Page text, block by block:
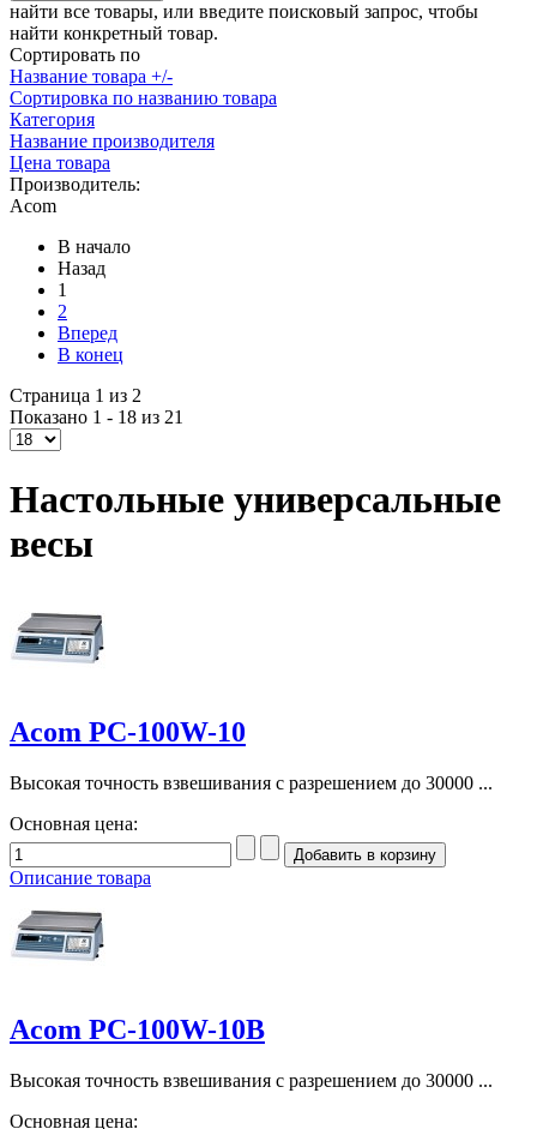
найти все товары, или введите поисковый запрос, чтобы
найти конкретный товар.
Сортировать по
Название товара +/-
Сортировка по названию товара
Категория
Название производителя
Цена товара
Производитель:
Acom
В начало
Назад
1
2
Вперед
В конец
Страница 1 из 2
Показано 1 - 18 из 21
Настольные универсальные
весы
Acom PC-100W-10
Высокая точность взвешивания с разрешением до 30000 ...
Основная цена:
Описание товара
Acom PC-100W-10B
Высокая точность взвешивания с разрешением до 30000 ...
Основная цена: